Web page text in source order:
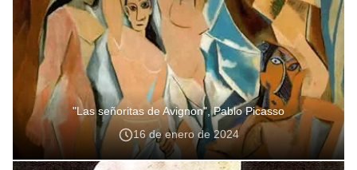
"Las señoritas de Avignon", Pablo Picasso
16 de enero de 2024